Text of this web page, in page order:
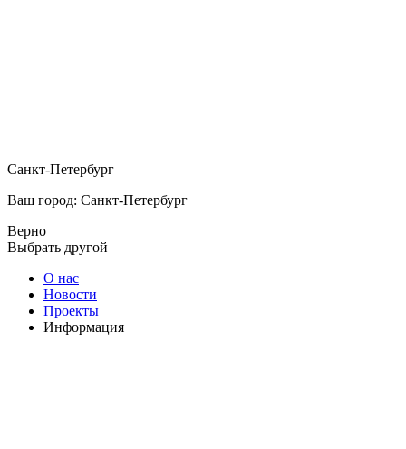
Санкт-Петербург
Ваш город: Санкт-Петербург
Верно
Выбрать другой
О нас
Новости
Проекты
Информация